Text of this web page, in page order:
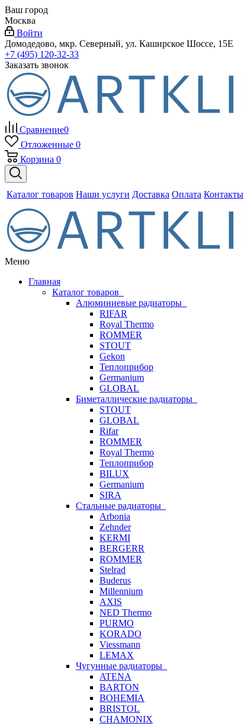
Ваш город
Москва
Войти
Домодедово, мкр. Северный, ул. Каширское Шоссе, 15Е
+7 (495) 120-32-33
Заказать звонок
Сравнение0
Отложенные 0
Корзина 0
Каталог товаров Наши услуги Доставка Оплата Контакты
Меню
Главная
Каталог товаров
Алюминиевые радиаторы
RIFAR
Royal Thermo
ROMMER
STOUT
Gekon
Теплоприбор
Germanium
GLOBAL
Биметаллические радиаторы
STOUT
GLOBAL
Rifar
ROMMER
Royal Thermo
Теплоприбор
BILUX
Germanium
SIRA
Стальные радиаторы
Arbonia
Zehnder
KERMI
BERGERR
ROMMER
Stelrad
Buderus
Millennium
AXIS
NED Thermo
PURMO
KORADO
Viessmann
LEMAX
Чугунные радиаторы
ATENA
BARTON
BOHEMIA
BRISTOL
CHAMONIX